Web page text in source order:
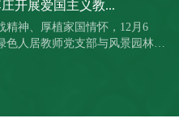
开展爱国主义教...
精神、厚植家国情怀，12月6
色人居教师党支部与风景园林系